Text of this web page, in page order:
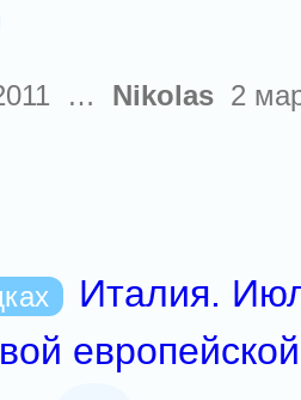
… Nikolas 2
Италия.